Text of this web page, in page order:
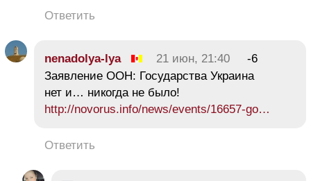
Ответить
nenadolya-lya 21 июн, 21:40
-6
Заявление ООН: Государства Украина
нет и… никогда не было!
http://novorus.info/news/events/16657-go…
Ответить